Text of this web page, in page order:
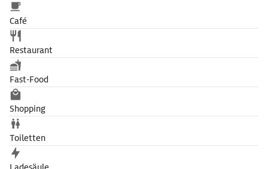
Café
Restaurant
Fast-Food
Shopping
Toiletten